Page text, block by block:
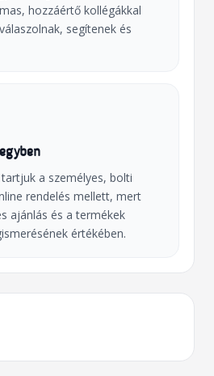
hozzáértő kollégákkal
segítenek és
a személyes, bolti
rendelés mellett, mert
ajánlás és a termékek
értékében.